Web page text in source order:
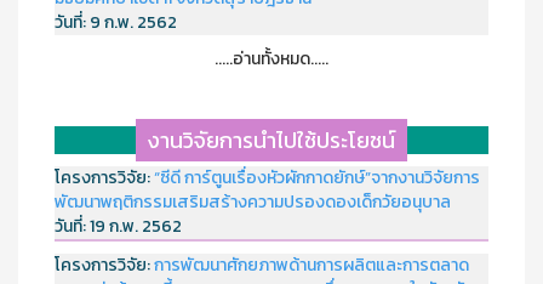
วันที่:9 ก.พ. 2562
.....อ่านทั้งหมด.....
งานวิจัยการนำไปใช้ประโยชน์
โครงการวิจัย:“ซีดี การ์ตูนเรื่องหัวผักกาดยักษ์”จากงานวิจัยการ
พัฒนาพฤติกรรมเสริมสร้างความปรองดองเด็กวัยอนุบาล
วันที่:19 ก.พ. 2562
โครงการวิจัย:การพัฒนาศักยภาพด้านการผลิตและการตลาด